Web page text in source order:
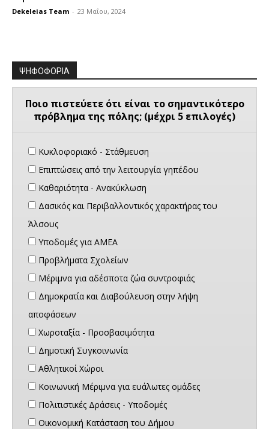
Dekeleias Team - 23 Μαΐου, 2024
ΨΗΦΟΦΟΡΙΑ
Ποιο πιστεύετε ότι είναι το σημαντικότερο
πρόβλημα της πόλης; (μέχρι 5 επιλογές)
Κυκλοφοριακό - Στάθμευση
Επιπτώσεις από την λειτουργία γηπέδου
Καθαριότητα - Ανακύκλωση
Δασικός και Περιβαλλοντικός χαρακτήρας του
Άλσους
Υποδομές για ΑΜΕΑ
Προβλήματα Σχολείων
Μέριμνα για αδέσποτα ζώα συντροφιάς
Δημοκρατία και Διαβούλευση στην λήψη
αποφάσεων
Χωροταξία - Προσβασιμότητα
Δημοτική Συγκοινωνία
Αθλητικοί Χώροι
Κοινωνική Μέριμνα για ευάλωτες ομάδες
Πολιτιστικές Δράσεις - Υποδομές
Οικονομική Κατάσταση του Δήμου